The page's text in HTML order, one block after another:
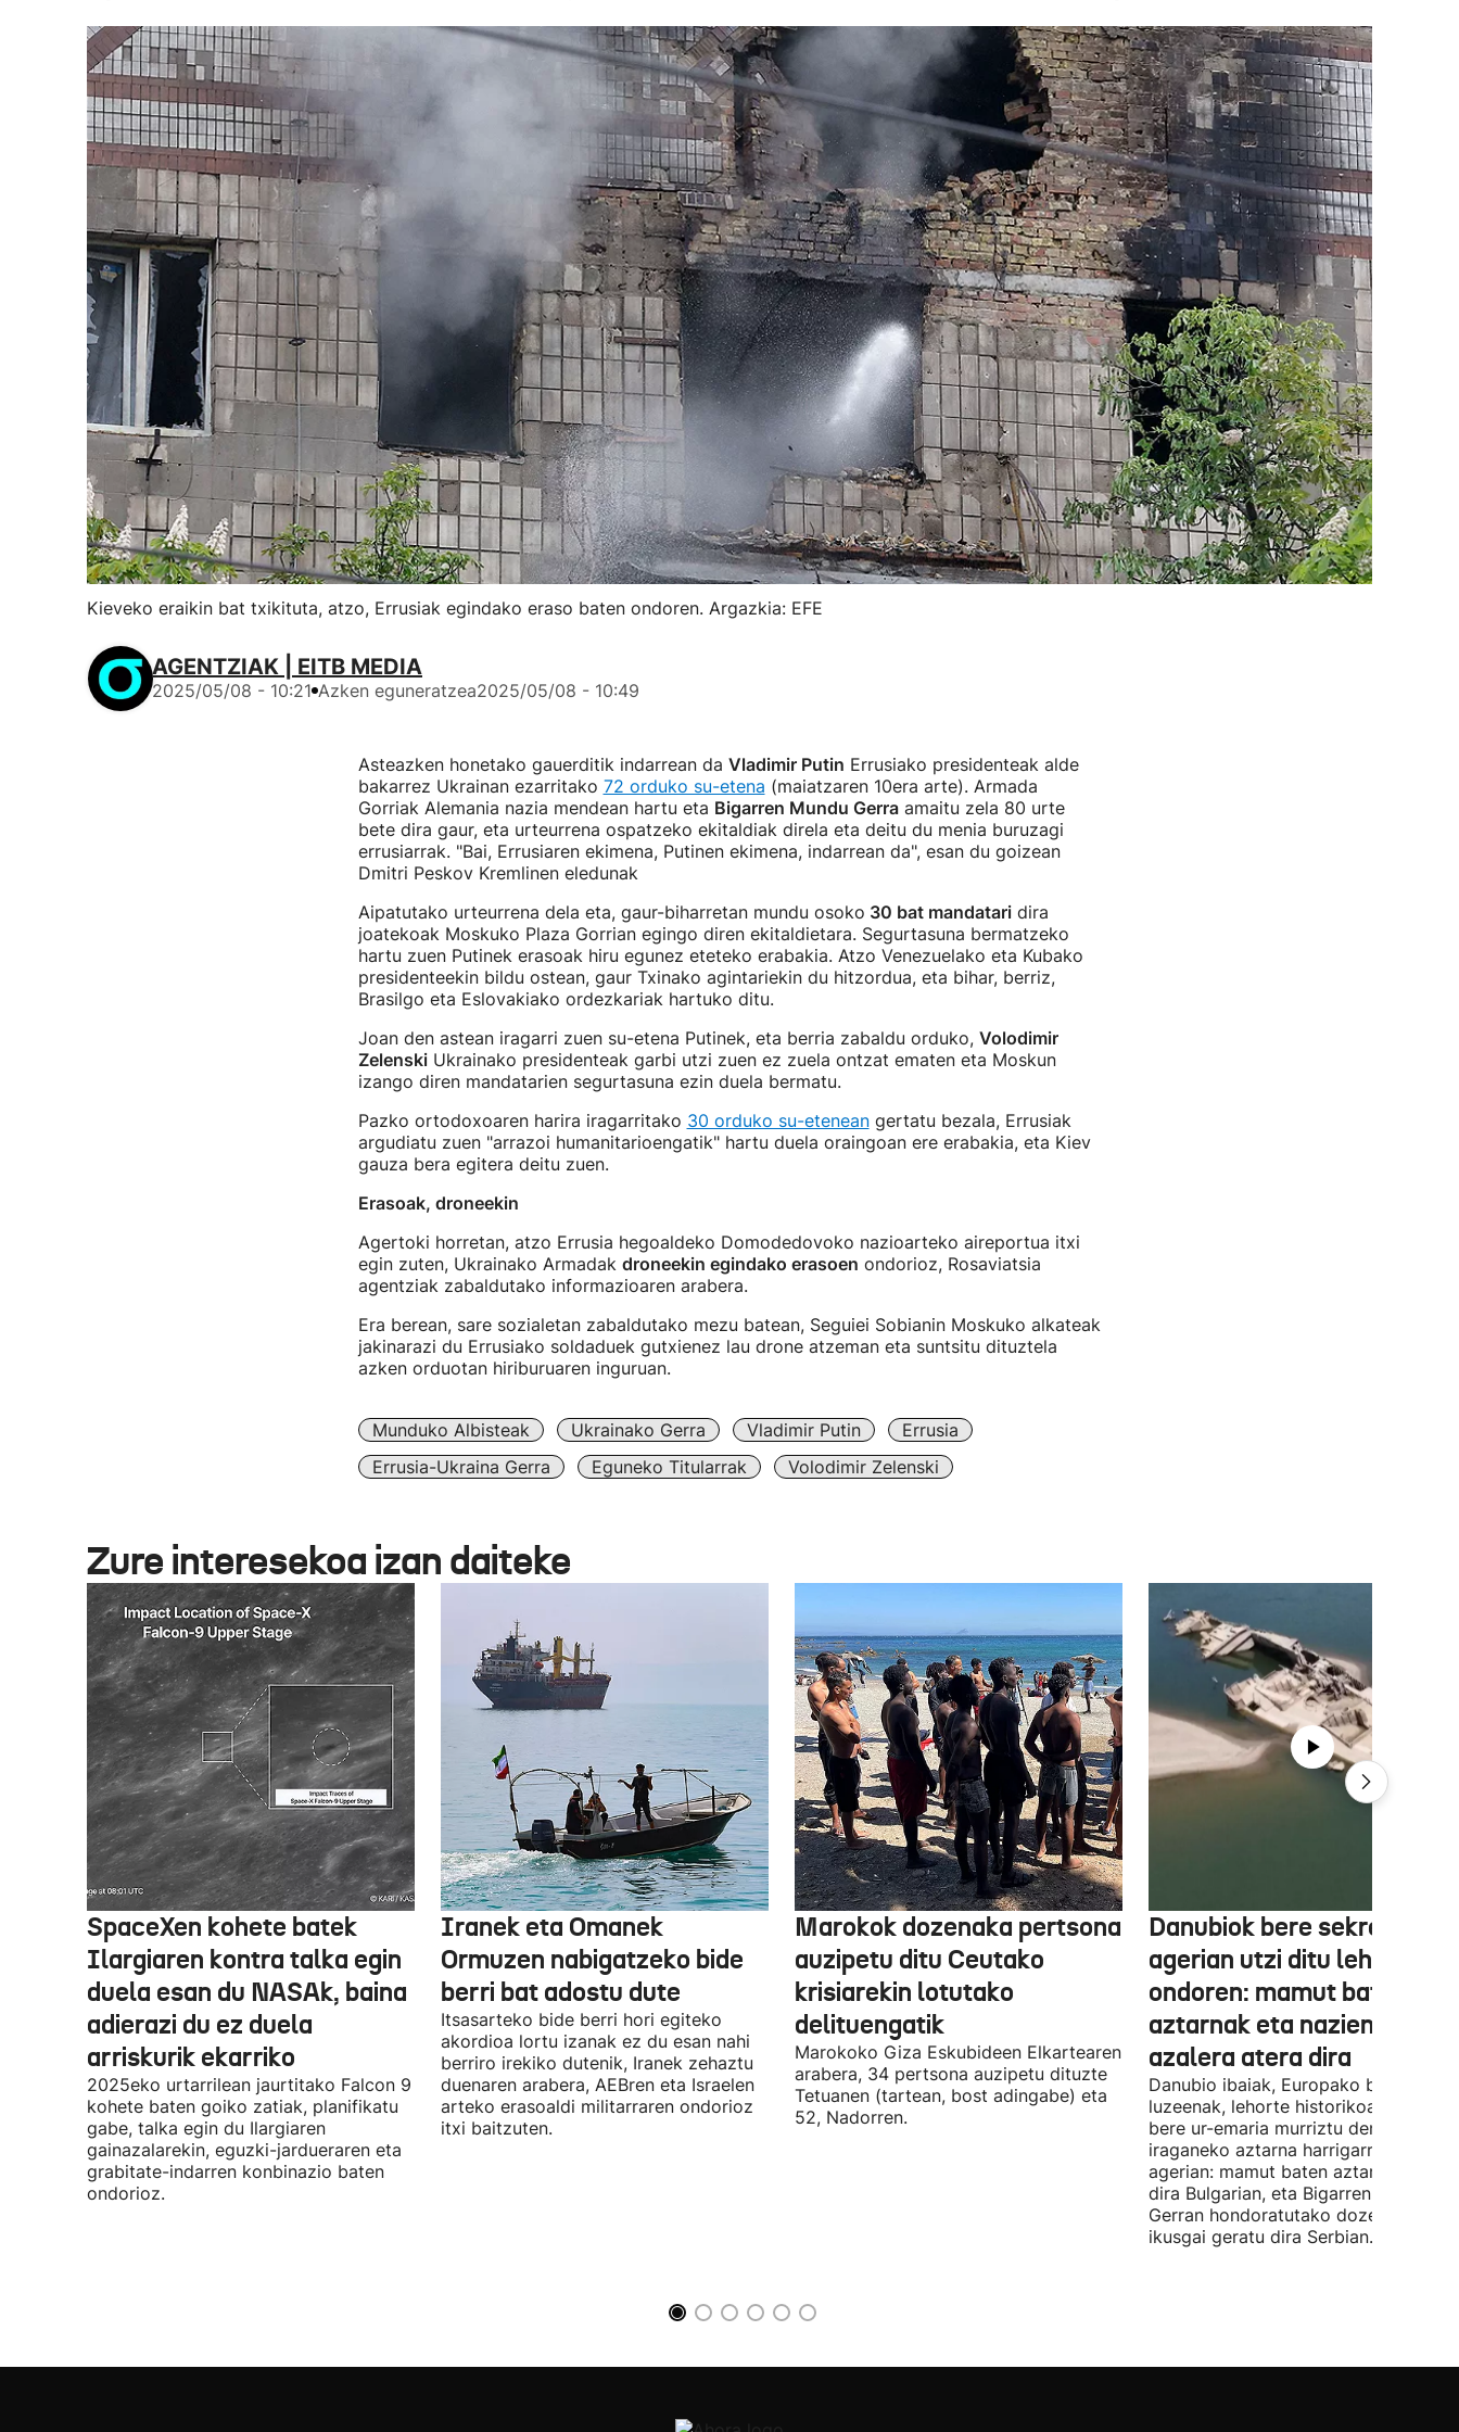
Kieveko eraikin bat txikituta, atzo, Errusiak egindako eraso baten ondoren. Argazkia: EFE
AGENTZIAK | EITB MEDIA
2025/05/08 - 10:21 Azken eguneratzea2025/05/08 - 10:49
Asteazken honetako gauerditik indarrean da Vladimir Putin Errusiako presidenteak alde
bakarrez Ukrainan ezarritako 72 orduko su-etena (maiatzaren 10era arte). Armada
Gorriak Alemania nazia mendean hartu eta Bigarren Mundu Gerraamaitu zela 80 urte
bete dira gaur, eta urteurrena ospatzeko ekitaldiak direla eta deitu du menia buruzagi
errusiarrak. "Bai, Errusiaren ekimena, Putinen ekimena, indarrean da", esan du goizean
Dmitri Peskov Kremlinen eledunak
Aipatutako urteurrena dela eta, gaur-biharretan mundu osoko 30 bat mandataridira
joatekoak Moskuko Plaza Gorrian egingo diren ekitaldietara. Segurtasuna bermatzeko
hartu zuen Putinek erasoak hiru egunez eteteko erabakia. Atzo Venezuelako eta Kubako
presidenteekin bildu ostean, gaur Txinako agintariekin du hitzordua, eta bihar, berriz,
Brasilgo eta Eslovakiako ordezkariak hartuko ditu.
Joan den astean iragarri zuen su-etena Putinek, eta berria zabaldu orduko, Volodimir
ZelenskiUkrainako presidenteak garbi utzi zuen ez zuela ontzat ematen eta Moskun
izango diren mandatarien segurtasuna ezin duela bermatu.
Pazko ortodoxoaren harira iragarritako 30 orduko su-eteneangertatu bezala, Errusiak
argudiatu zuen "arrazoi humanitarioengatik" hartu duela oraingoan ere erabakia, eta Kiev
gauza bera egitera deitu zuen.
Erasoak, droneekin
Agertoki horretan, atzo Errusia hegoaldeko Domodedovoko nazioarteko aireportua itxi
egin zuten, Ukrainako Armadak droneekin egindako erasoen ondorioz, Rosaviatsia
agentziak zabaldutako informazioaren arabera.
Era berean, sare sozialetan zabaldutako mezu batean, Seguiei Sobianin Moskuko alkateak
jakinarazi du Errusiako soldaduek gutxienez lau drone atzeman eta suntsitu dituztela
azken orduotan hiriburuaren inguruan.
Munduko Albisteak Ukrainako Gerra Vladimir Putin
Errusia
Errusia-Ukraina Gerra
Eguneko Titularrak Volodimir Zelenski
Zure interesekoa izan daiteke
SpaceXen kohete batek
Ilargiaren kontra talka egin
duela esan du NASAk, baina
adierazi du ez duela
arriskurik ekarriko
2025eko urtarrilean jaurtitako Falcon 9
kohete baten goiko zatiak, planifikatu
gabe, talka egin du Ilargiaren
gainazalarekin, eguzki-jardueraren eta
grabitate-indarren konbinazio baten
ondorioz.
Iranek eta Omanek
Ormuzen nabigatzeko bide
berri bat adostu dute
Itsasarteko bide berri hori egiteko
akordioa lortu izanak ez du esan nahi
berriro irekiko dutenik, Iranek zehaztu
duenaren arabera, AEBren eta Israelen
arteko erasoaldi militarraren ondorioz
itxi baitzuten.
Marokok dozenaka pertsona
auzipetu ditu Ceutako
krisiarekin lotutako
delituengatik
Marokoko Giza Eskubideen Elkartearen
arabera, 34 pertsona auzipetu dituzte
Tetuanen (tartean, bost adingabe) eta
52, Nadorren.
Danubiok bere sekretuak
agerian utzi ditu
ondoren: mamut baten
aztarnak eta nazien
azalera atera dira
Danubio ibaiak, Europako bigarren
luzeenak, lehorte historikoa bizi du,
bere ur-emaria murriztu denez,
iraganeko aztarna harrigarriak utzi
agerian: mamut baten aztarnak
dira Bulgarian, eta Bigarren Mundu
Gerran hondoratutako dozenaka
ikusgai geratu dira Serbian.